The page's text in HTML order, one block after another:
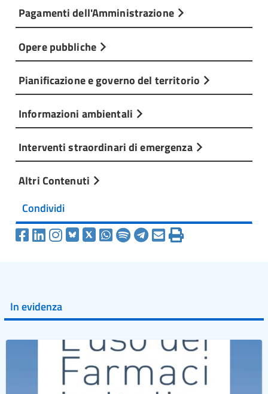
Pagamenti dell'Amministrazione
Opere pubbliche
Pianificazione e governo del territorio
Informazioni ambientali
Interventi straordinari di emergenza
Altri Contenuti
Condividi
In evidenza